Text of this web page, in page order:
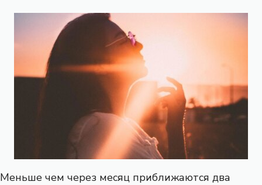
Меньше чем через месяц приближаются два